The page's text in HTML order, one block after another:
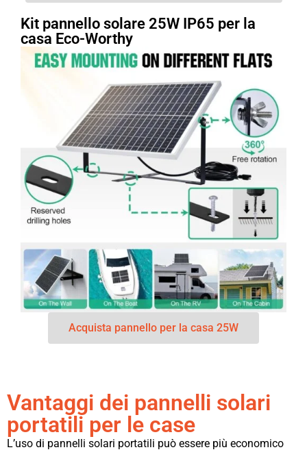
Kit pannello solare 25W IP65 per la
casa Eco-Worthy
Acquista pannello per la casa 25W
Vantaggi dei pannelli solari
portatili per le case
L’uso di pannelli solari portatili può essere più economico